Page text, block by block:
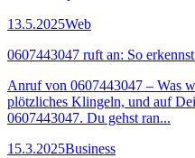
13.5.2025Web
0607443047 ruft an: So
Anruf von 0607443047 – Was
plötzliches Klingeln, und auf
0607443047. Du gehst ran...
15.3.2025Business